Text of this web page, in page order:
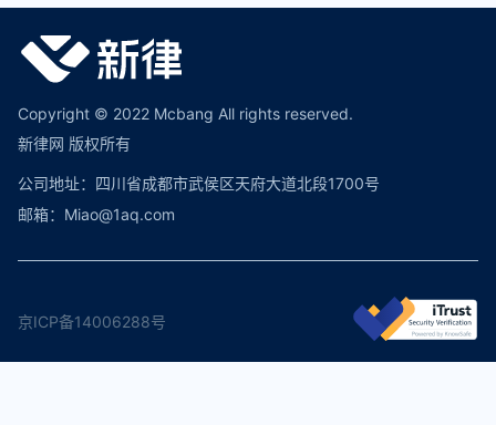
Copyright © 2022 Mcbang All rights reserved.
新律网 版权所有
公司地址：四川省成都市武侯区天府大道北段1700号
邮箱：Miao@1aq.com
京ICP备14006288号